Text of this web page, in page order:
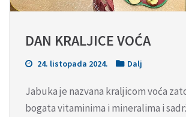
DAN KRALJICE VOĆA
24. listopada 2024. Dalj
Jabuka je nazvana kraljicom voća
bogata vitaminima i mineralima i